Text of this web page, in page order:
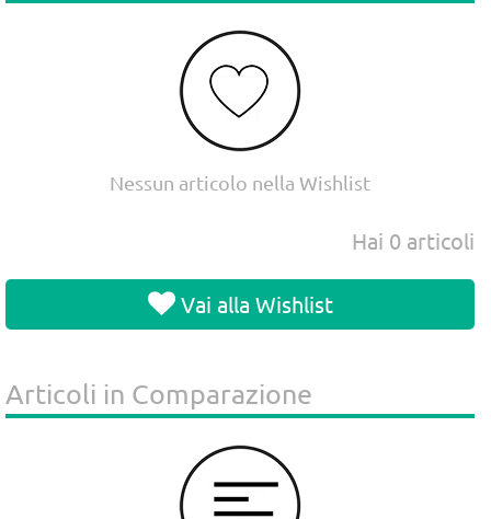
Nessun articolo nella Wishlist
Hai 0 articoli
Vai alla Wishlist
Articoli in Comparazione